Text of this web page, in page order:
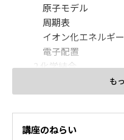
原子モデル
周期表
イオン化エネルギー
電子配置
2.化学結合
化学結合①
電子軌道
も
講座のねらい